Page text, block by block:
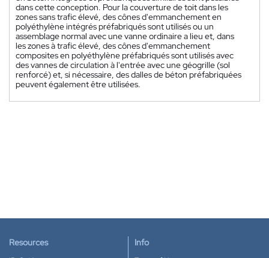
dans cette conception. Pour la couverture de toit dans les
zones sans trafic élevé, des cônes d'emmanchement en
polyéthylène intégrés préfabriqués sont utilisés ou un
assemblage normal avec une vanne ordinaire a lieu et, dans
les zones à trafic élevé, des cônes d'emmanchement
composites en polyéthylène préfabriqués sont utilisés avec
des vannes de circulation à l'entrée avec une géogrille (sol
renforcé) et, si nécessaire, des dalles de béton préfabriquées
peuvent également être utilisées.
Resources Info